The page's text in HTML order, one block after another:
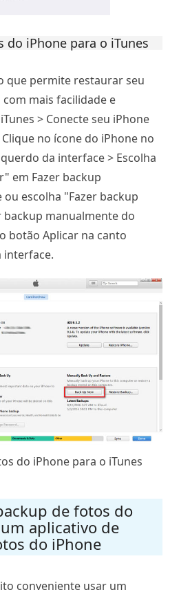
do iPhone para o iTunes
que permite restaurar seu
mais facilidade e
> Conecte seu iPhone
no ícone do iPhone no
da interface > Escolha
em Fazer backup
escolha "Fazer backup
manualmente do
botão Aplicar na canto
do iPhone para o iTunes
de fotos do
aplicativo de
do iPhone
conveniente usar um